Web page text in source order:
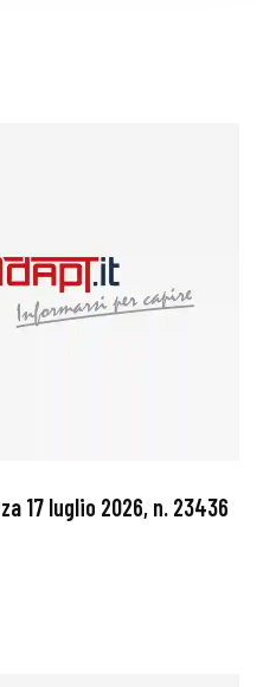
17 luglio 2026, n. 23436